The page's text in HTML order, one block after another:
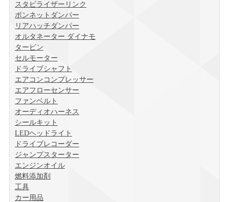
スタビライザーリンク
ボンネットダンパー
リアハッチダンパー
オルタネーター ダイナモ
タービン
セルモーター
ドライブシャフト
エアコンコンプレッサー
エアフローセンサー
ファンベルト
オーディオハーネス
シールキット
LEDヘッドライト
ドライブレコーダー
ジャンプスターター
エンジンオイル
燃料添加剤
工具
カー用品